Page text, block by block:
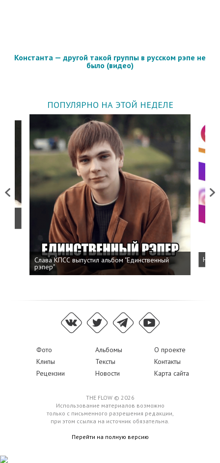
Константа — другой такой группы в русском рэпе не
было (видео)
ПОПУЛЯРНО НА ЭТОЙ НЕДЕЛЕ
Previous
Слава КПСС выпустил альбом "Единственный
рэпер"
Next
Фото Альбомы
О проекте
Клипы
Тексты
Контакты
Рецензии
Новости Карта сайта
THE FLOW © 2026
Использование материалов возможно
только с письменного разрешения редакции,
при этом ссылка на источник обязательна.
Перейти на полную версию